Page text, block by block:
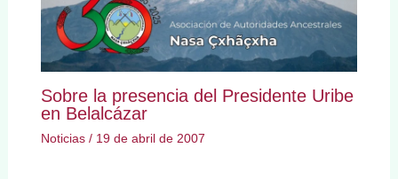
Sobre la presencia del Presidente Uribe
en Belalcázar
Noticias/ 19 de abril de 2007